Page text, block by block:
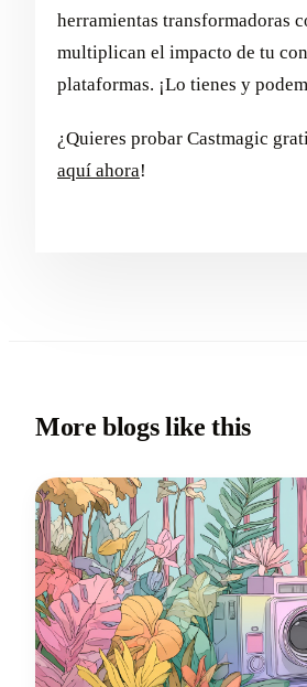
herramientas transformadoras
multiplican el impacto de tu
plataformas. ¡Lo tienes y
¿Quieres probar Castmagic
aquí ahora!
More blogs like this